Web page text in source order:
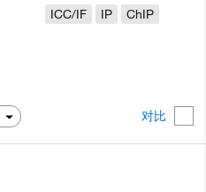
对比
ICC/IF
IP ChIP